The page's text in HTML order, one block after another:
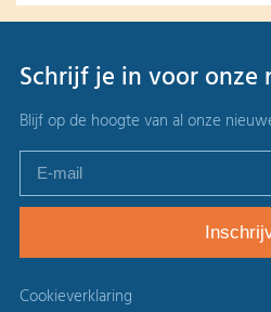
Schrijf je in voor onze
Blijf op de hoogte van al onze
Cookieverklaring